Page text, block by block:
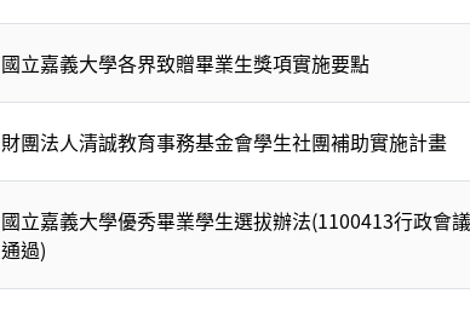
國立嘉義大學各界致贈畢業生獎項實施要點
財團法人清誠教育事務基金會學生社團補助實施計畫
國立嘉義大學優秀畢業學生選拔辦法(1100413行政會
通過)